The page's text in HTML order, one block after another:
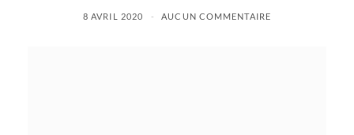
8 AVRIL 2020 AUCUN COMMENTAIRE